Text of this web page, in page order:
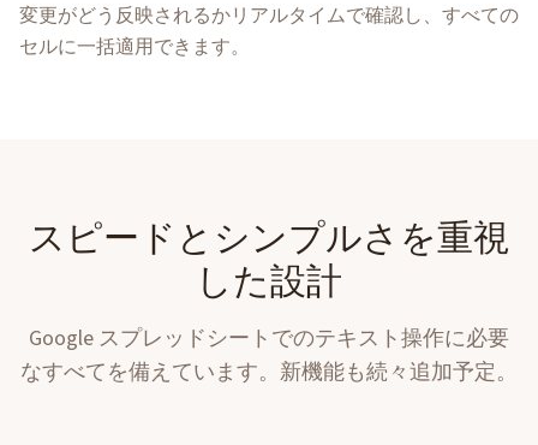
変更がどう反映されるかリアルタイムで確認し、すべての
セルに一括適用できます。
スピードとシンプルさを重視
した設計
Google スプレッドシートでのテキスト操作に必要
なすべてを備えています。新機能も続々追加予定。